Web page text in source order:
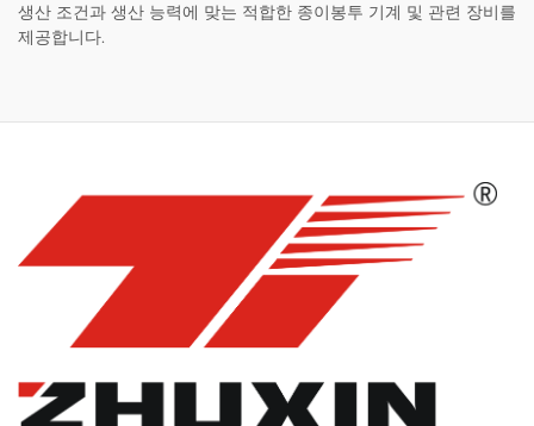
생산 조건과 생산 능력에 맞는 적합한 종이봉투 기계 및 관련 장비를
제공합니다.